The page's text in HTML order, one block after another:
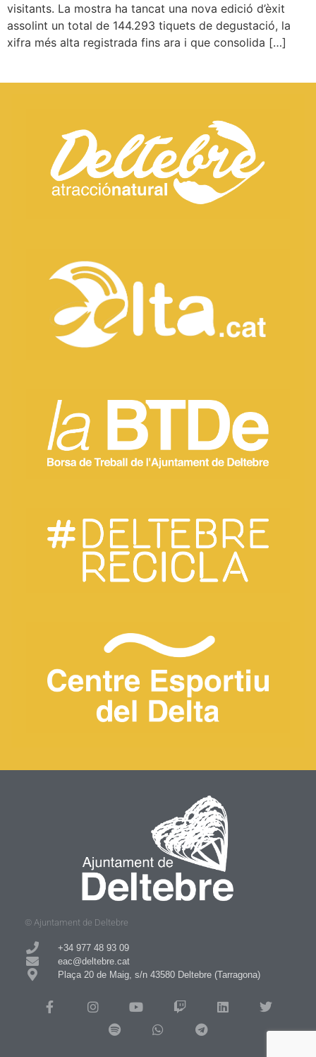
visitants. La mostra ha tancat una nova edició d’èxit
assolint un total de 144.293 tiquets de degustació, la
xifra més alta registrada fins ara i que consolida […]
© Ajuntament de Deltebre
+34 977 48 93 09​
eac@deltebre.cat
Plaça 20 de Maig, s/n 43580 Deltebre (Tarragona)